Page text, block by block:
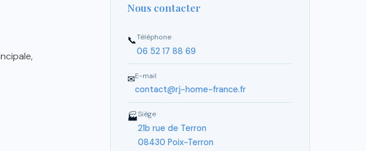
Nous contacter
📞Téléphone
06 52 17 88 69
✉E-mail
contact@rj-home-france.fr
🏭Siège
21b rue de Terron
08430 Poix-Terron